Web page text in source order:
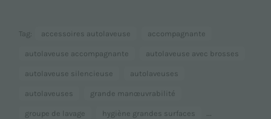
Tag: accessoires autolaveuse accompagnante
autolaveuse accompagnante autolaveuse avec brosses
autolaveuse silencieuse autolaveuses
autolaveuses grande manœuvrabilité
groupe de lavage hygiène grandes surfaces ...